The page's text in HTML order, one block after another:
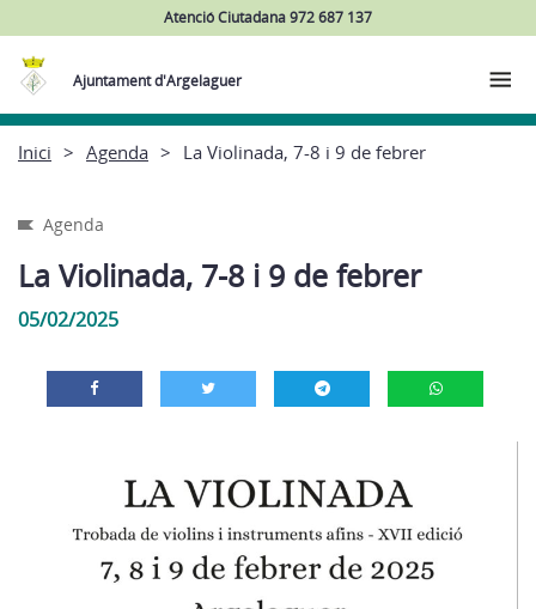
Atenció Ciutadana 972 687 137
Ajuntament d'Argelaguer
Inici Agenda La Violinada, 7-8 i 9 de febrer
Agenda
La Violinada, 7-8 i 9 de febrer
05/02/2025